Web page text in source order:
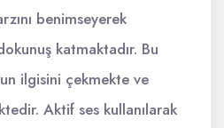
benimseyerek
katmaktadır. Bu
ilgisini çekmekte ve
Aktif ses kullanılarak